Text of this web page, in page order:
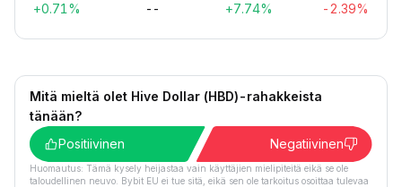
+0.71% -- +7.74% -2.39%
Mitä mieltä olet Hive Dollar (HBD)-rahakkeista
tänään?
Positiivinen
Negatiivinen
Huomautus: Tämä kysely heijastaa vain käyttäjien mielipiteitä eikä se ole
taloudellinen neuvo. Bybit EU ei tue sitä, eikä sen ole tarkoitus osoittaa tulevaa